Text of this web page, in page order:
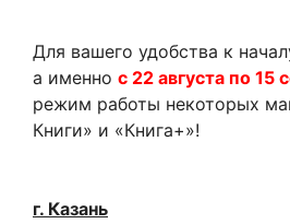
Для вашего удобства к
а именно с 22 августа по 15
режим работы некоторых
Книги» и «Книга+»!
г. Казань